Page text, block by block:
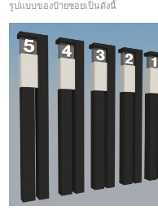
รูปแบบของป้ายซอยเป็นดังนี้